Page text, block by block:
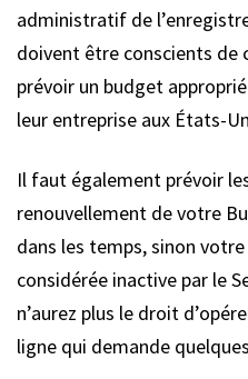
administratif de
doivent être conscients de
prévoir un budget
leur entreprise aux États-
Il faut également prévoir
renouvellement de votre
dans les temps, sinon
considérée inactive par le
n’aurez plus le droit
ligne qui demande